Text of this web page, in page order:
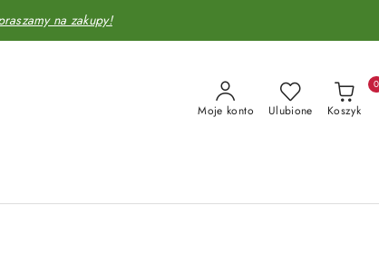
na zakupy!
Moje konto Ulubione Koszyk
0